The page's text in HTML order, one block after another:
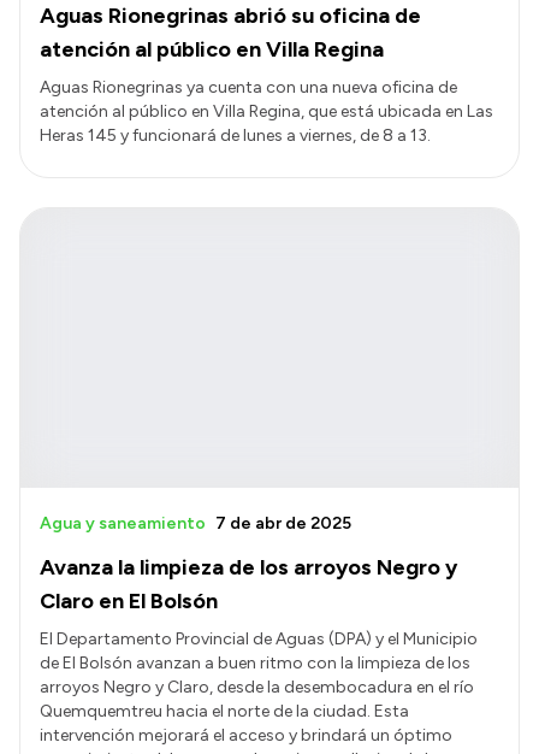
Aguas Rionegrinas abrió su oficina de
atención al público en Villa Regina
Aguas Rionegrinas ya cuenta con una nueva oficina de
atención al público en Villa Regina, que está ubicada en Las
Heras 145 y funcionará de lunes a viernes, de 8 a 13.
Avanza la limpieza de los arroyos Negro y
Claro en El Bolsón
Agua y saneamiento 7 de abr de 2025
El Departamento Provincial de Aguas (DPA) y el Municipio
de El Bolsón avanzan a buen ritmo con la limpieza de los
arroyos Negro y Claro, desde la desembocadura en el río
Quemquemtreu hacia el norte de la ciudad. Esta
intervención mejorará el acceso y brindará un óptimo